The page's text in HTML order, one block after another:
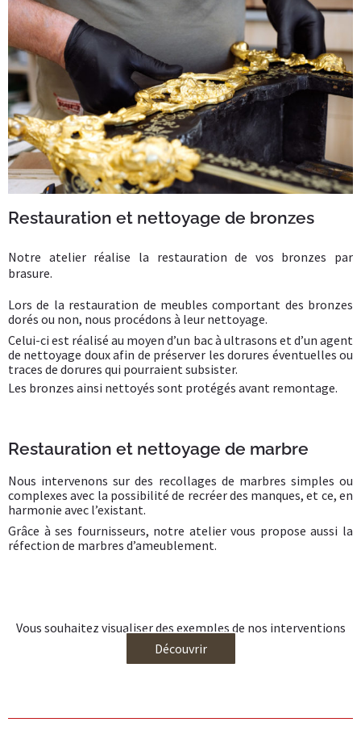
Restauration et nettoyage de bronzes​
Notre atelier réalise la restauration de vos bronzes par
brasure.
Lors de la restauration de meubles comportant des bronzes
dorés ou non, nous procédons à leur nettoyage.
Celui-ci est réalisé au moyen d’un bac à ultrasons et d’un agent
de nettoyage doux afin de préserver les dorures éventuelles ou
traces de dorures qui pourraient subsister.
Les bronzes ainsi nettoyés sont protégés avant remontage.
Restauration et nettoyage de marbre
Nous intervenons sur des recollages de marbres simples ou
complexes avec la possibilité de recréer des manques, et ce, en
harmonie avec l’existant.
Grâce à ses fournisseurs, notre atelier vous propose aussi la
réfection de marbres d’ameublement.
Vous souhaitez visualiser des exemples de nos interventions
Découvrir